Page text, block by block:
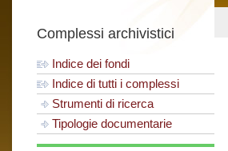
Complessi archivistici
Indice dei fondi
Indice di tutti i complessi
Strumenti di ricerca
Tipologie documentarie